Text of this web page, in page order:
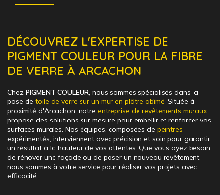
DÉCOUVREZ L'EXPERTISE DE
PIGMENT COULEUR POUR LA FIBRE
DE VERRE À ARCACHON
Chez PIGMENT COULEUR, nous sommes spécialisés dans la
pose de toile de verre sur un mur en plâtre abîmé. Située à
proximité d'Arcachon, notre entreprise de revêtements muraux
propose des solutions sur mesure pour embellir et renforcer vos
surfaces murales. Nos équipes, composées de peintres
expérimentés, interviennent avec précision et soin pour garantir
un résultat à la hauteur de vos attentes. Que vous ayez besoin
de rénover une façade ou de poser un nouveau revêtement,
nous sommes à votre service pour réaliser vos projets avec
efficacité.